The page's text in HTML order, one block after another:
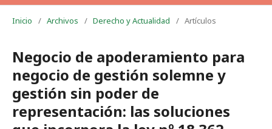
Inicio / Archivos / Derecho y Actualidad / Artículos
Negocio de apoderamiento para
negocio de gestión solemne y
gestión sin poder de
representación: las soluciones